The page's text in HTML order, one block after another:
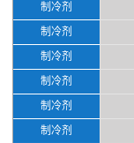
制冷剂
制冷剂
制冷剂
制冷剂
制冷剂
制冷剂